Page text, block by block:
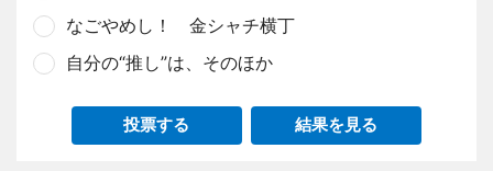
なごやめし！ 金シャチ横丁
自分の“推し”は、そのほか
投票する 結果を見る